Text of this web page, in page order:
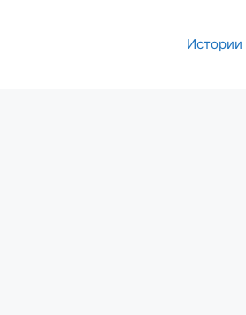
Истории